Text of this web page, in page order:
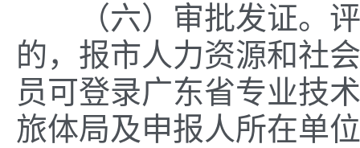
（六）审批发证。评
的，报市人力资源和社
员可登录广东省专业技
旅体局及申报人所在单